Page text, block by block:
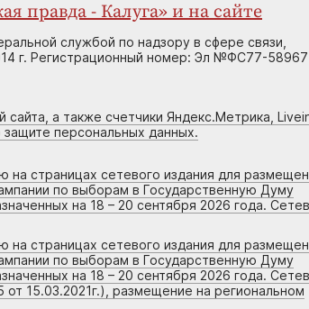
правда - Калуга» и на сайте
службой по надзору в сфере связи,
г. Регистрационный номер: Эл №ФС77-58967
сайта, а также счетчики Яндекс.Метрика,
защите персональных данных.
на страницах сетевого издания для
по выборам в Государственную Думу
на 18 – 20 сентября 2026 года.
на страницах сетевого издания для
по выборам в Государственную Думу
на 18 – 20 сентября 2026 года.
15.03.2021г.), размещение на региональном